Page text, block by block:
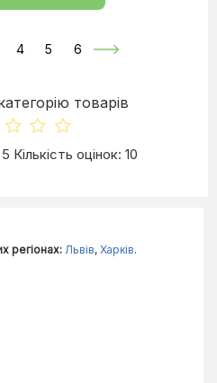
4 5 6
товарів
Кількість оцінок: 10
регіонах: Львів, Харків.